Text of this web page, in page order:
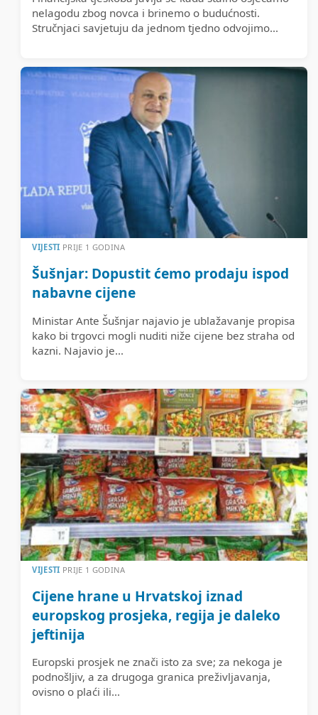
nelagodu zbog novca i brinemo o budućnosti.
Stručnjaci savjetuju da jednom tjedno odvojimo...
VIJESTI PRIJE 1 GODINA
Šušnjar: Dopustit ćemo prodaju ispod
nabavne cijene
Ministar Ante Šušnjar najavio je ublažavanje propisa
kako bi trgovci mogli nuditi niže cijene bez straha od
kazni. Najavio je...
VIJESTI PRIJE 1 GODINA
Cijene hrane u Hrvatskoj iznad
europskog prosjeka, regija je daleko
jeftinija
Europski prosjek ne znači isto za sve; za nekoga je
podnošljiv, a za drugoga granica preživljavanja,
ovisno o plaći ili...